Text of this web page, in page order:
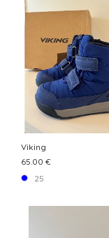
Viking
65.00 €
25